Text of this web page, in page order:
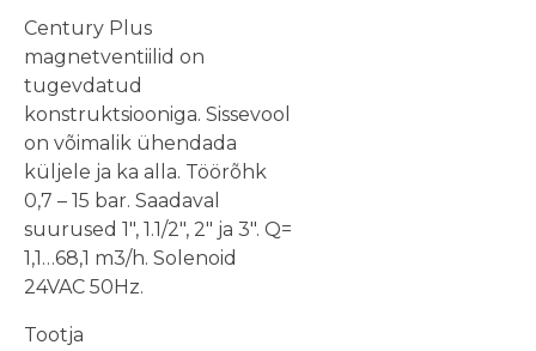
Century Plus
magnetventiilid on
tugevdatud
konstruktsiooniga. Sissevool
on võimalik ühendada
küljele ja ka alla. Töörõhk
0,7 – 15 bar. Saadaval
suurused 1″, 1.1/2″, 2″ ja 3″. Q=
1,1…68,1 m3/h. Solenoid
24VAC 50Hz.
Tootja